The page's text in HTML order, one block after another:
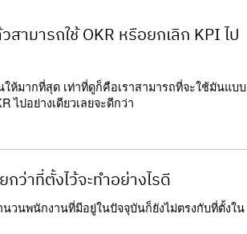
ามารถใช้ OKR หรือยกเลิก KPI ไป
ห้มากที่สุด เท่าที่ดูก็คือเราสามารถที่จะใช้มันแบบ
ไปอย่างเดียวเลยจะดีกว่า
ว่าที่ตั้งไว้จะทำอย่างไรดี
วนพนักงานที่มีอยู่ในปัจจุบันก็ยังไม่ตรงกับที่ตั้งใน